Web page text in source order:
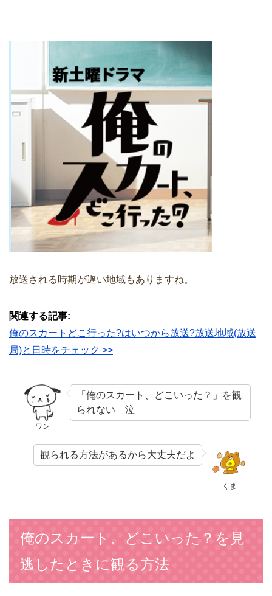
放送される時期が遅い地域もありますね。
関連する記事:
俺のスカートどこ行った?はいつから放送?放送地域(放送
局)と日時をチェック >>
ワン
「俺のスカート、どこいった？」を観
られない 泣
くま
観られる方法があるから大丈夫だよ
俺のスカート、どこいった？を見
逃したときに観る方法